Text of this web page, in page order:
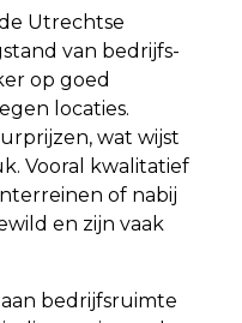
Utrechtse
van bedrijfs-
op goed
locaties.
wat wijst
Vooral kwalitatief
of nabij
en zijn vaak
bedrijfsruimte